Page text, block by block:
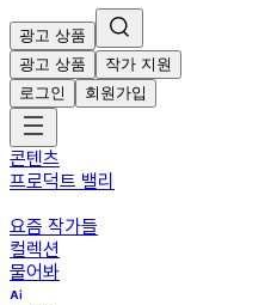
광고 상품
광고 상품
작가 지원
로그인
회원가입
콘텐츠
프로덕트 밸리
요즘 작가들
컬렉션
물어봐